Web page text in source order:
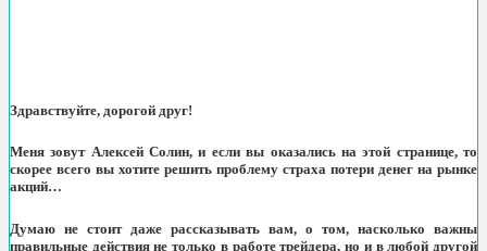
Здравствуйте, дорогой друг!
Меня зовут Алексей Солин, и если вы оказались на этой странице, то
скорее всего вы хотите решить проблему страха потери денег на рынке
акций…
Думаю не стоит даже рассказывать вам, о том, насколько важны
правильные действия не только в работе трейдера, но и в любой другой